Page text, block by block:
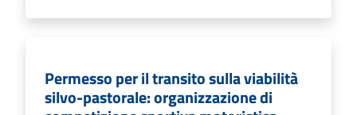
Permesso per il transito sulla viabilità
silvo-pastorale: organizzazione di